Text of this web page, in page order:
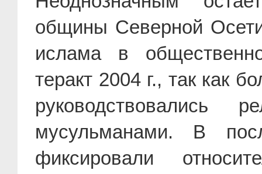
общины Северной
ислама в
теракт 2004 г., так как
руководствовались
мусульманами. В
фиксировали